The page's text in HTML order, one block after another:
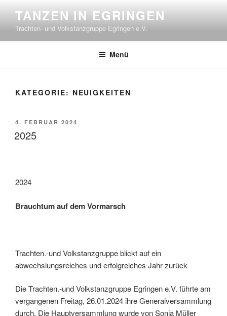
springen
TANZEN IN EGRINGEN
Trachten- und Volkstanzgruppe Egringen e.V.
Menü
KATEGORIE: NEUIGKEITEN
VERÖFFENTLICHT
AM
4. FEBRUAR 2024
2025
2024
Brauchtum auf dem Vormarsch
Trachten.-und Volkstanzgruppe blickt auf ein
abwechslungsreiches und erfolgreiches Jahr zurück
Die Trachten.-und Volkstanzgruppe Egringen e.V. führte am
vergangenen Freitag, 26.01.2024 ihre Generalversammlung
durch. Die Hauptversammlung wurde von Sonja Müller